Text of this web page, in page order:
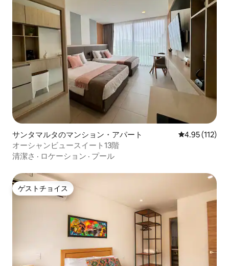
サンタマルタのマンション・アパート レビュー112
4.95 (112)
オーシャンビュースイート13階
清潔さ · ロケーション · プール
ゲストチョイス
ゲストチョイス